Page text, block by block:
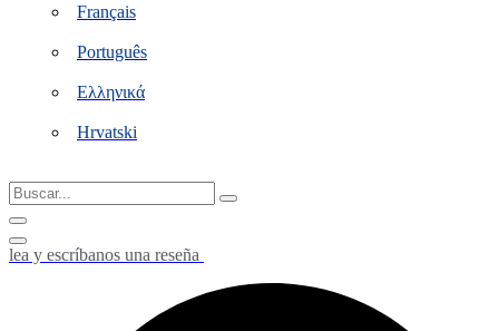
Français
Português
Ελληνικά
Hrvatski
Buscar...
lea y escríbanos una reseña